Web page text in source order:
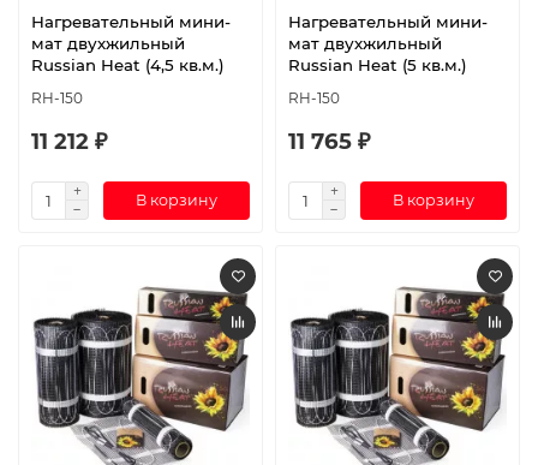
Нагревательный мини-
мат двухжильный
Russian Heat (4,5 кв.м.)
RH-150
11 212 ₽
В корзину
Нагревательный мини-
мат двухжильный
Russian Heat (5 кв.м.)
RH-150
11 765 ₽
В корзину